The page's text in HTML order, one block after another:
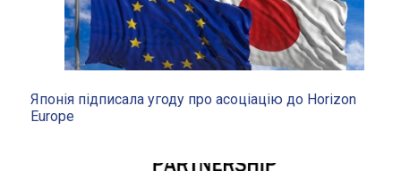
Японія підписала угоду про асоціацію до Horizon
Europe